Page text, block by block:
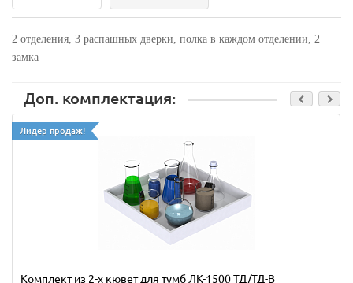
2 отделения, 3 распашных дверки, полка в каждом отделении, 2
замка
Доп. комплектация:
Лидер продаж!
Комплект из 2-х кювет для тумб ЛК-1500 ТД/ТД-В